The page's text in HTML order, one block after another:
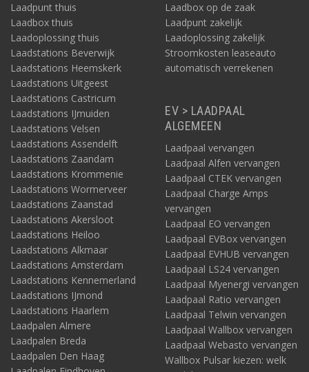
Laadpunt thuis
Laadbox thuis
Laadoplossing thuis
Laadstations Beverwijk
Laadstations Heemskerk
Laadstations Uitgeest
Laadstations Castricum
Laadstations IJmuiden
Laadstations Velsen
Laadstations Assendelft
Laadstations Zaandam
Laadstations Krommenie
Laadstations Wormerveer
Laadstations Zaanstad
Laadstations Akersloot
Laadstations Heiloo
Laadstations Alkmaar
Laadstations Amsterdam
Laadstations Kennemerland
Laadstations IJmond
Laadstations Haarlem
Laadpalen Almere
Laadpalen Breda
Laadpalen Den Haag
Laadbox op de zaak
Laadpunt zakelijk
Laadoplossing zakelijk
Stroomkosten leaseauto
automatisch verrekenen
EV > LAADPAAL
ALGEMEEN
Laadpaal vervangen
Laadpaal Alfen vervangen
Laadpaal CTEK vervangen
Laadpaal Charge Amps
vervangen
Laadpaal EO vervangen
Laadpaal EVBox vervangen
Laadpaal EVHUB vervangen
Laadpaal LS24 vervangen
Laadpaal Myenergi vervangen
Laadpaal Ratio vervangen
Laadpaal Telwin vervangen
Laadpaal Wallbox vervangen
Laadpaal Webasto vervangen
Wallbox Pulsar kiezen: welk